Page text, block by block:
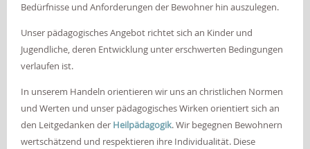
Bedürfnisse und Anforderungen der Bewohner hin auszulegen.
Unser pädagogisches Angebot richtet sich an Kinder und
Jugendliche, deren Entwicklung unter erschwerten Bedingungen
verlaufen ist.
In unserem Handeln orientieren wir uns an christlichen Normen
und Werten und unser pädagogisches Wirken orientiert sich an
den Leitgedanken der Heilpädagogik. Wir begegnen Bewohnern
wertschätzend und respektieren ihre Individualität. Diese